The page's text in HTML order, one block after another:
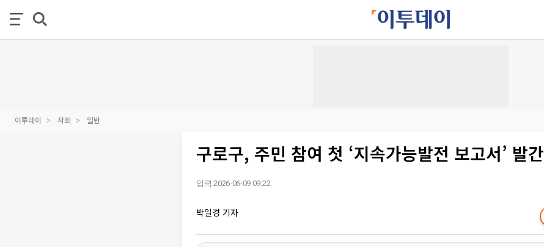
이투데이 사회 일반
구로구, 주민 참여 첫 ‘지속가능발전 보고서’ 발간
입력 2026-06-09 09:22
박일경 기자